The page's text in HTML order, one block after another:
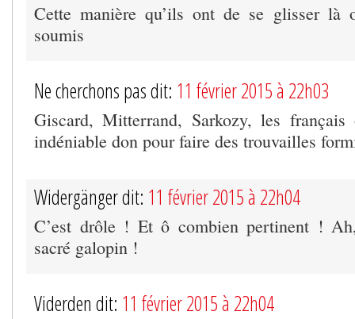
Cette manière qu’ils ont de se glisser
soumis
Ne cherchons pas dit: 11 février 2015 à 22h03
Giscard, Mitterrand, Sarkozy, les français
indéniable don pour faire des trouvailles
Widergänger dit: 11 février 2015 à 22h04
C’est drôle ! Et ô combien pertinent !
sacré galopin !
Viderden dit: 11 février 2015 à 22h04